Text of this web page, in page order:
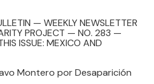
— WEEKLY NEWSLETTER
PROJECT — NO. 283 —
ISSUE: MEXICO AND
Montero por Desaparición